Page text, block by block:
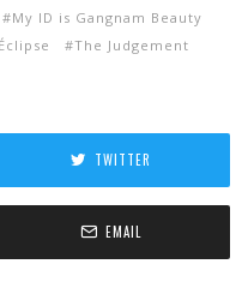
My ID is Gangnam Beauty
The Judgement
TWITTER
EMAIL